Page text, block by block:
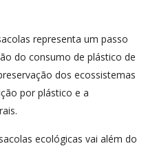
representa um passo
do consumo de plástico de
dos ecossistemas
por plástico e a
ecológicas vai além do